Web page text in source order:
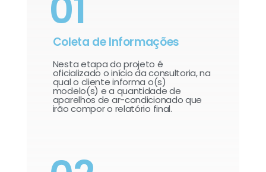
Coleta de Informações
Nesta etapa do projeto é
oficializado o início da consultoria, na
qual o cliente informa o(s)
modelo(s) e a quantidade de
aparelhos de ar-condicionado que
irão compor o relatório final.​